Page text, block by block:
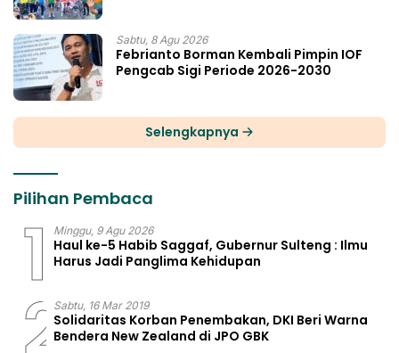
Sabtu, 8 Agu 2026
Febrianto Borman Kembali Pimpin IOF
Pengcab Sigi Periode 2026-2030
Selengkapnya
Pilihan Pembaca
1 Minggu, 9 Agu 2026
Haul ke-5 Habib Saggaf, Gubernur Sulteng : Ilmu
Harus Jadi Panglima Kehidupan
2Sabtu, 16 Mar 2019
Solidaritas Korban Penembakan, DKI Beri Warna
Bendera New Zealand di JPO GBK